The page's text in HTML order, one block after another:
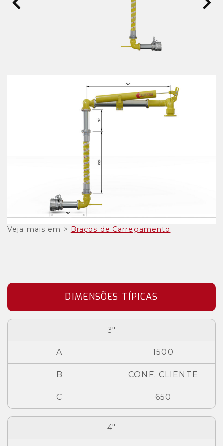
Veja mais em > Braços de Carregamento
DIMENSÕES TÍPICAS
3"
A 1500
B CONF. CLIENTE
C 650
4"